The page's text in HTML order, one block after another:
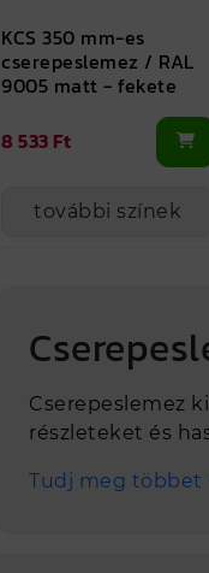
KCS 350 mm-es
cserepeslemez / RAL
9005 matt - fekete
8 533 Ft
további színek
Cserepeslemez
részleteket és
Tudj meg többet